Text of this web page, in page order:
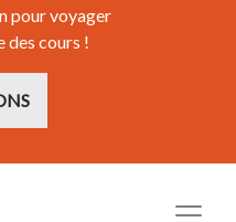
pour voyager
des cours !